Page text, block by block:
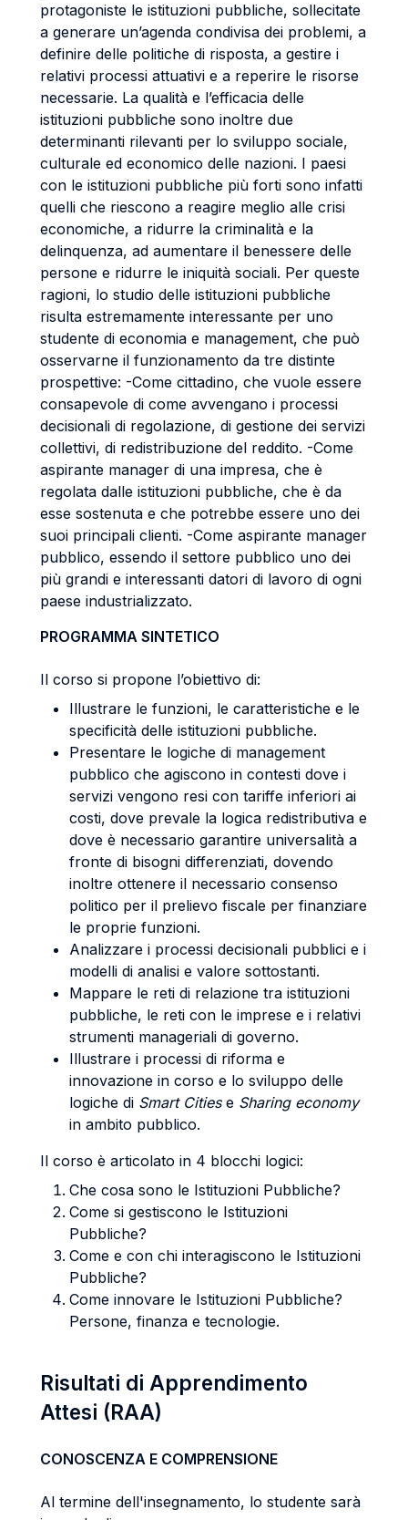
protagoniste le istituzioni pubbliche, sollecitate
a generare un’agenda condivisa dei problemi, a
definire delle politiche di risposta, a gestire i
relativi processi attuativi e a reperire le risorse
necessarie. La qualità e l’efficacia delle
istituzioni pubbliche sono inoltre due
determinanti rilevanti per lo sviluppo sociale,
culturale ed economico delle nazioni. I paesi
con le istituzioni pubbliche più forti sono infatti
quelli che riescono a reagire meglio alle crisi
economiche, a ridurre la criminalità e la
delinquenza, ad aumentare il benessere delle
persone e ridurre le iniquità sociali. Per queste
ragioni, lo studio delle istituzioni pubbliche
risulta estremamente interessante per uno
studente di economia e management, che può
osservarne il funzionamento da tre distinte
prospettive: -Come cittadino, che vuole essere
consapevole di come avvengano i processi
decisionali di regolazione, di gestione dei servizi
collettivi, di redistribuzione del reddito. -Come
aspirante manager di una impresa, che è
regolata dalle istituzioni pubbliche, che è da
esse sostenuta e che potrebbe essere uno dei
suoi principali clienti. -Come aspirante manager
pubblico, essendo il settore pubblico uno dei
più grandi e interessanti datori di lavoro di ogni
paese industrializzato.
PROGRAMMA SINTETICO
Il corso si propone l’obiettivo di:
Illustrare le funzioni, le caratteristiche e le
specificità delle istituzioni pubbliche.
Presentare le logiche di management
pubblico che agiscono in contesti dove i
servizi vengono resi con tariffe inferiori ai
costi, dove prevale la logica redistributiva e
dove è necessario garantire universalità a
fronte di bisogni differenziati, dovendo
inoltre ottenere il necessario consenso
politico per il prelievo fiscale per finanziare
le proprie funzioni.
Analizzare i processi decisionali pubblici e i
modelli di analisi e valore sottostanti.
Mappare le reti di relazione tra istituzioni
pubbliche, le reti con le imprese e i relativi
strumenti manageriali di governo.
Illustrare i processi di riforma e
innovazione in corso e lo sviluppo delle
logiche di Smart Citiese Sharing economy
in ambito pubblico.
Il corso è articolato in 4 blocchi logici:
Che cosa sono le Istituzioni Pubbliche?
Come si gestiscono le Istituzioni
Pubbliche?
Come e con chi interagiscono le Istituzioni
Pubbliche?
Come innovare le Istituzioni Pubbliche?
Persone, finanza e tecnologie.
Risultati di Apprendimento
Attesi (RAA)
CONOSCENZA E COMPRENSIONE
Al termine dell'insegnamento, lo studente sarà